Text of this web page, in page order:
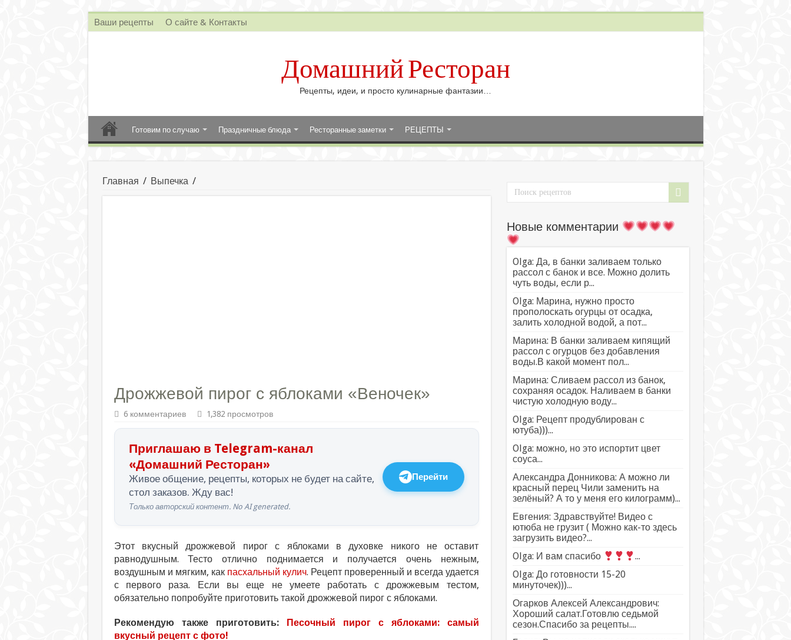
Ваши рецепты О сайте & Контакты
Домашний Ресторан
Рецепты, идеи, и просто кулинарные фантазии…
Готовим по случаю Праздничные блюда Ресторанные заметки РЕЦЕПТЫ
Главная / Выпечка /
Дрожжевой пирог с яблоками «Веночек»
6 комментариев 1,382 просмотров
Приглашаю в Telegram-канал
«Домашний Ресторан»
Живое общение, рецепты, которых не будет на сайте,
стол заказов. Жду вас!
Только авторский контент. No AI generated.
Перейти
Этот вкусный дрожжевой пирог с яблоками в духовке никого не оставит
равнодушным. Тесто отлично поднимается и получается очень нежным,
воздушным и мягким, как пасхальный кулич. Рецепт проверенный и всегда удается
с первого раза. Если вы еще не умеете работать с дрожжевым тестом,
обязательно попробуйте приготовить такой дрожжевой пирог с яблоками.
Рекомендую также приготовить: Песочный пирог с яблоками: самый
вкусный рецепт с фото!
Новые комментарии
Olga: Да, в банки заливаем только
рассол с банок и все. Можно долить
чуть воды, если р...
Olga: Марина, нужно просто
прополоскать огурцы от осадка,
залить холодной водой, а пот...
Марина: В банки заливаем кипящий
рассол с огурцов без добавления
воды.В какой момент пол...
Марина: Сливаем рассол из банок,
сохраняя осадок. Наливаем в банки
чистую холодную воду...
Olga: Рецепт продублирован с
ютуба)))...
Olga: можно, но это испортит цвет
соуса...
Александра Донникова: А можно ли
красный перец Чили заменить на
зелёный? А то у меня его килограмм)...
Евгения: Здравствуйте! Видео с
ютюба не грузит ( Можно как-то здесь
загрузить видео?...
Olga: И вам спасибо
...
Olga: До готовности 15-20
минуточек)))...
Огарков Алексей Александрович:
Хороший салат.Готовлю седьмой
сезон.Спасибо за рецепты....